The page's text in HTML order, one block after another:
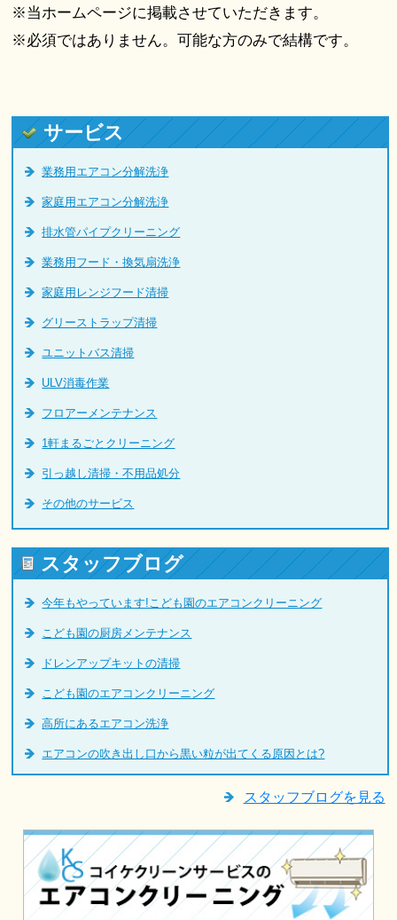
※当ホームページに掲載させていただきます。
※必須ではありません。可能な方のみで結構です。
サービス
業務用エアコン分解洗浄
家庭用エアコン分解洗浄
排水管パイプクリーニング
業務用フード・換気扇洗浄
家庭用レンジフード清掃
グリーストラップ清掃
ユニットバス清掃
ULV消毒作業
フロアーメンテナンス
1軒まるごとクリーニング
引っ越し清掃・不用品処分
その他のサービス
スタッフブログ
今年もやっています!こども園のエアコンクリーニング
こども園の厨房メンテナンス
ドレンアップキットの清掃
こども園のエアコンクリーニング
高所にあるエアコン洗浄
エアコンの吹き出し口から黒い粒が出てくる原因とは?
スタッフブログを見る